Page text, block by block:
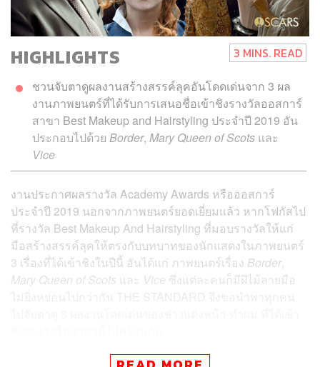
HIGHLIGHTS 3 MINS. READ
ชวนจับตาดูผลงานสร้างสรรค์ลุคอันโดดเด่นจาก 3 ผล
งานภาพยนตร์ที่ได้รับการเสนอชื่อเข้าชิงรางวัลออสการ์
สาขา Best Makeup and Hairstyling ประจำปี 2019 อัน
ประกอบไปด้วย Border, Mary Queen of Scots และ
Vice
งานประกาศผลรางวัล Academy Awards หรือออสการ์
ประจำปี 2019 นอกจากภาพยนตร์ยอดเยี่ยมแล้ว หากโฟกัสไป
ที่รางวัล Best Makeup And Hairstyling ที่มอบรางวัลให้แก่
มือสร้างสรรค์ลุคให้ตรงกับบทบาทของนักแสดงในภาพยนตร์
3 เรื่องที่ได้เข้าชิงในปีนี้ อันได้แก่ ภาพยนตร์เรื่อง Border,
Mary Queen of Scots และ Vice ซึ่งแต่ละคนก็มีฝีไม้ลายมือ